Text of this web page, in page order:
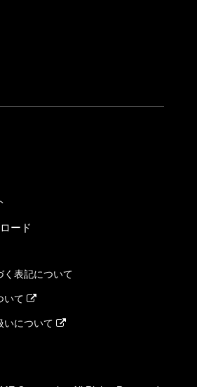
ード
く表記について
いて
いについて